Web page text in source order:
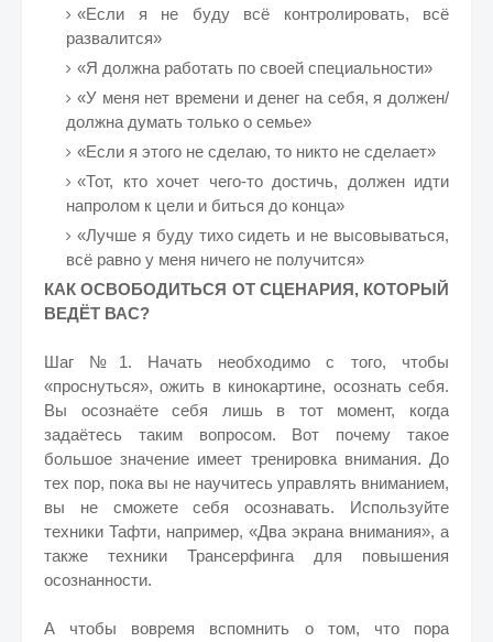
«Если я не буду всё контролировать, всё
развалится»
«Я должна работать по своей специальности»
«У меня нет времени и денег на себя, я должен/
должна думать только о семье»
«Если я этого не сделаю, то никто не сделает»
«Тот, кто хочет чего-то достичь, должен идти
напролом к цели и биться до конца»
«Лучше я буду тихо сидеть и не высовываться,
всё равно у меня ничего не получится»
КАК ОСВОБОДИТЬСЯ ОТ СЦЕНАРИЯ, КОТОРЫЙ
ВЕДЁТ ВАС?
Шаг №1. Начать необходимо с того, чтобы
«проснуться», ожить в кинокартине, осознать себя.
Вы осознаёте себя лишь в тот момент, когда
задаётесь таким вопросом. Вот почему такое
большое значение имеет тренировка внимания. До
тех пор, пока вы не научитесь управлять вниманием,
вы не сможете себя осознавать. Используйте
техники Тафти, например, «Два экрана внимания», а
также техники Трансерфинга для повышения
осознанности.
А чтобы вовремя вспомнить о том, что пора